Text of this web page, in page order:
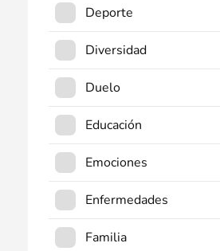
Deporte
Diversidad
Duelo
Educación
Emociones
Enfermedades
Familia